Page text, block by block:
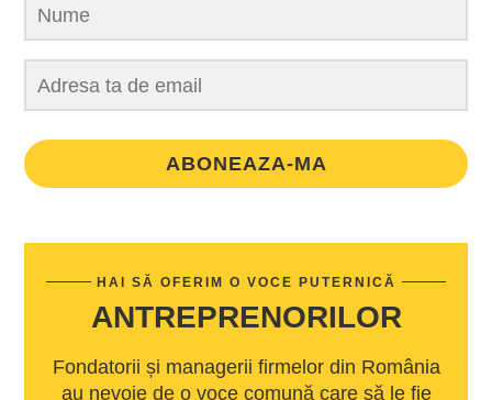
ABONEAZA-MA
HAI SĂ OFERIM O VOCE PUTERNICĂ
ANTREPRENORILOR
Fondatorii și managerii firmelor din România
au nevoie de o voce comună care să le fie